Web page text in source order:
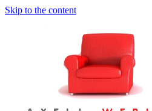
Skip to the content